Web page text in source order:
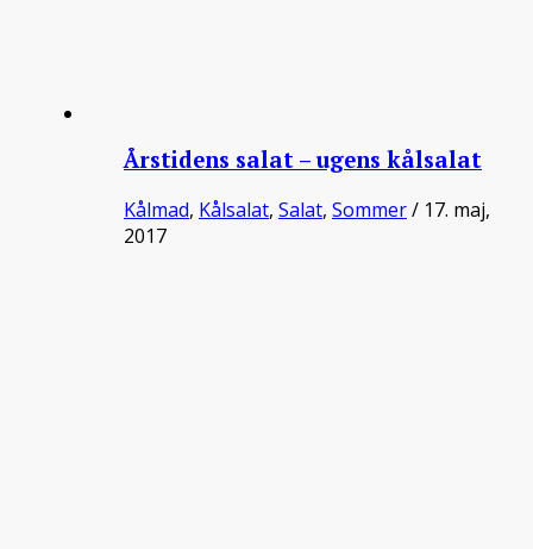
Årstidens salat – ugens kålsalat
Kålmad, Kålsalat, Salat, Sommer/ 17. maj,
2017